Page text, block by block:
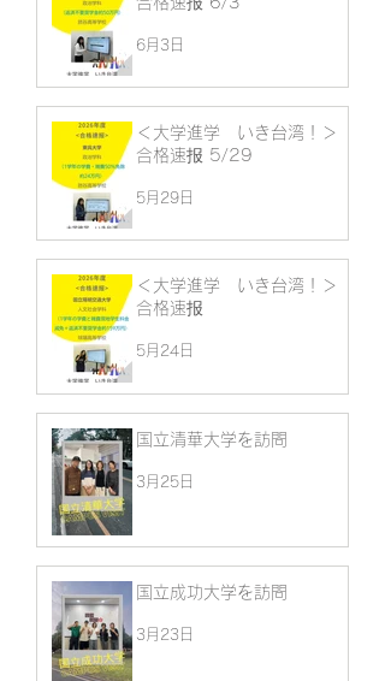
6月3日
＜大学進学 いき台湾！＞
合格速报 5/29
5月29日
＜大学進学 いき台湾！＞
合格速报
5月24日
国立清華大学を訪問
3月25日
国立成功大学を訪問
3月23日